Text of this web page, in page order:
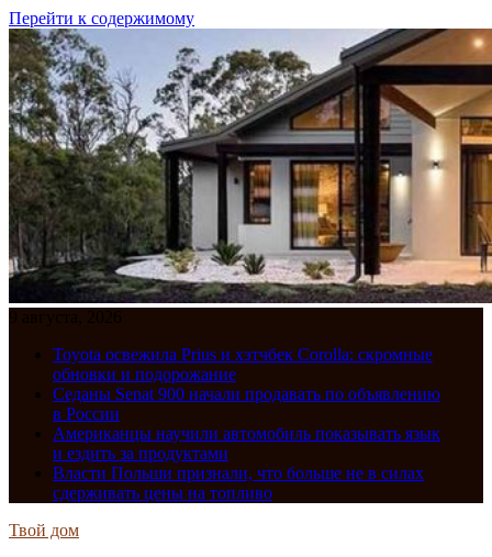
Перейти к содержимому
9 августа, 2026
Toyota освежила Prius и хэтчбек Corolla: скромные
обновки и подорожание
Седаны Senat 900 начали продавать по объявлению
в России
Американцы научили автомобиль показывать язык
и ездить за продуктами
Власти Польши признали, что больше не в силах
сдерживать цены на топливо
Твой дом